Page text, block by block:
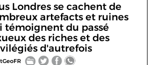
Londres se cachent de
artefacts et ruines
témoignent du passé
des riches et des
d'autrefois